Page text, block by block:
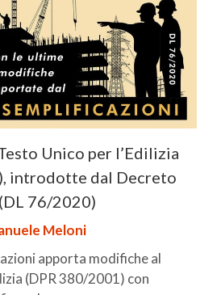
Unico per l’Edilizia
introdotte dal Decreto
76/2020)
Meloni
apporta modifiche al
(DPR 380/2001) con